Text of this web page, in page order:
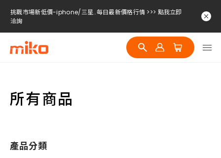
挑戰市場新低價-iphone/三星..每日最新價格行情 >>> 點我立即
洽詢
挑戰市場新低價-iphone/三星..每日最新價格行情 >>> 點我立即
洽詢
挑戰市場新低價-iphone/三星..每日最新價格行情 >>> 點我立即
所有商品
產品分類